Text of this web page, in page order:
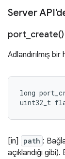
Server
port_create()
Adlandırılmış
long
uint32_t
[in] path :
açıklandığı